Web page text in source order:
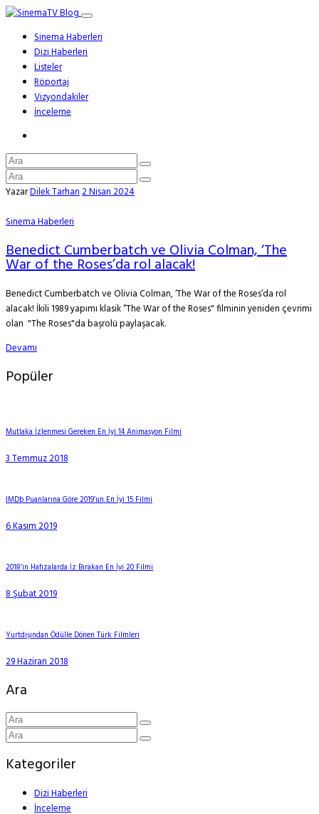
Sinema Haberleri
Dizi Haberleri
Listeler
Röportaj
Vizyondakiler
İnceleme
YazarDilek Tarhan2 Nisan 2024
Sinema Haberleri
Benedict Cumberbatch ve Olivia Colman, ‘The
War of the Roses’da rol alacak!
Benedict Cumberbatch ve Olivia Colman, ‘The War of the Roses’da rol
alacak! İkili 1989 yapımı klasik “The War of the Roses" filminin yeniden çevrimi
olan "The Roses"da başrolü paylaşacak.
Devamı
Popüler
Mutlaka İzlenmesi Gereken En İyi 14 Animasyon Filmi
3 Temmuz 2018
IMDb Puanlarına Göre 2019’un En İyi 15 Filmi
6 Kasım 2019
2018’in Hafızalarda İz Bırakan En İyi 20 Filmi
8 Şubat 2019
Yurtdışından Ödülle Dönen Türk Filmleri
29 Haziran 2018
Ara
Kategoriler
Dizi Haberleri
İnceleme